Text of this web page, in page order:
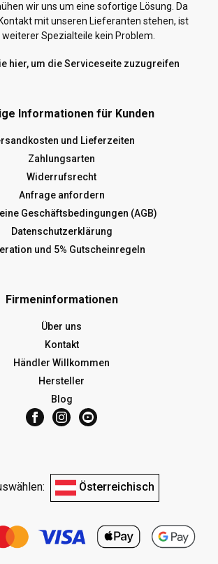
wir uns um eine sofortige Lösung. Da
mit unseren Lieferanten stehen, ist
Spezialteile kein Problem.
hier, um die Serviceseite zuzugreifen
Informationen für Kunden
und Lieferzeiten
Zahlungsarten
Widerrufsrecht
Anfrage anfordern
Geschäftsbedingungen (AGB)
Datenschutzerklärung
und 5% Gutscheinregeln
Firmeninformationen
Über uns
Kontakt
Händler Willkommen
Hersteller
Blog
Österreichisch